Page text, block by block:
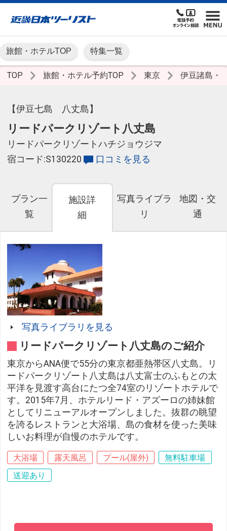
旅館・ホテルTOP 特集一覧
TOP 旅館・ホテル予約TOP 東京 伊豆諸島・
【伊豆七島 八丈島】
リードパークリゾート八丈島
リードパークリゾートハチジョウジマ
宿コード:S130220
口コミを見る
プラン一
覧
施設詳
細
写真ライブラ
リ
地図・交
通
写真ライブラリを見る
リードパークリゾート八丈島のご紹介
東京からANA便で55分の東京都亜熱帯区八丈島。リ
ードパークリゾート八丈島は八丈富士のふもとの太
平洋を見渡す高台にたつ全74室のリゾートホテルで
す。2015年7月、ホテルリード・アズーロの姉妹館
としてリニューアルオープンしました。抜群の眺望
を誇るレストランと大浴場、島の食材を使った美味
しいお料理が自慢のホテルです。
大浴場 露天風呂 プール(屋外)
無料駐車場
送迎あり